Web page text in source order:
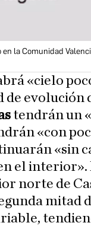
la Comunidad
«cielo
de
tendrán un
«con
«sin
el
norte de
mitad